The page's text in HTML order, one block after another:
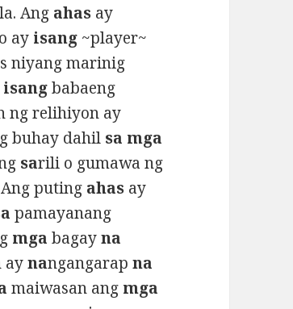
Ang ahas ay
ay isang ~player~
niyang marinig
isangbabaeng
ng relihiyon ay
buhay dahil sa mga
sarili o gumawa ng
puting ahas ay
pamayanang
mga bagayna
aynangangarapna
maiwasan ang mga